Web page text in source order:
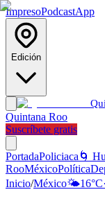
ImpresoPodcastApp
Edición
Quintana Roo
Suscríbete gratis
PortadaPoliciaca 🌀
RooMéxicoPolítica
Inicio/México🌤️16°C·